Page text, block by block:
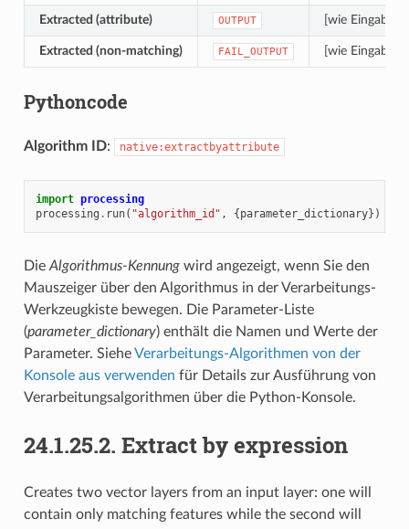
Extracted (attribute) OUTPUT [wie Eingabe]
Extracted (non-matching) FAIL_OUTPUT [wie Eingabe]
Pythoncode
Algorithm ID: native:extractbyattribute
import processing
processing . run( "algorithm_id" , {parameter_dictionary})
Die Algorithmus-Kennungwird angezeigt, wenn Sie den
Mauszeiger über den Algorithmus in der Verarbeitungs-
Werkzeugkiste bewegen. Die Parameter-Liste
(parameter_dictionary) enthält die Namen und Werte der
Parameter. SieheVerarbeitungs-Algorithmen von der
Konsole aus verwenden für Details zur Ausführung von
Verarbeitungsalgorithmen über die Python-Konsole.
24.1.25.2. Extract by expression
Creates two vector layers from an input layer: one will
contain only matching features while the second will